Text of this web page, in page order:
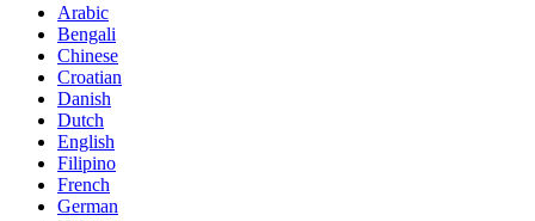
Arabic
Bengali
Chinese
Croatian
Danish
Dutch
English
Filipino
French
German